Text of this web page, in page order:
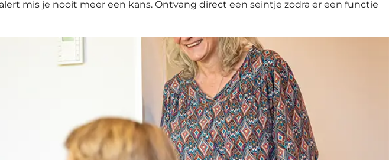
mis je nooit meer een kans. Ontvang direct een seintje zodra er een functie